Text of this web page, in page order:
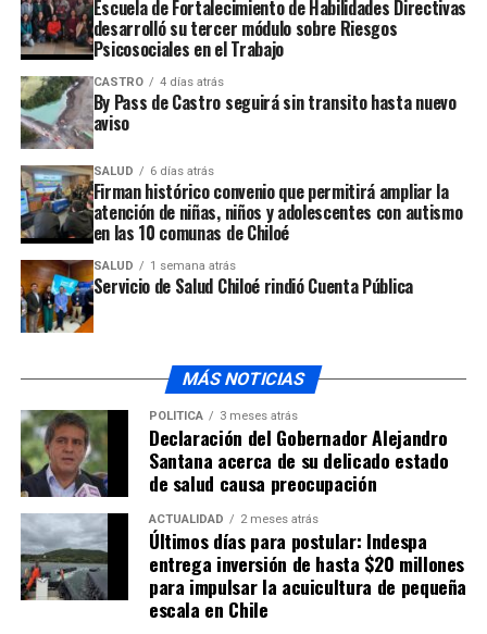
En tanto, elalcalde Cristian Ojedamanifestó que está
que investiga el caso para que el grupo de militares
provenientes de la ciudad de Osorno pueda continuar en
los trabajos de búsqueda.
Cabe indicar que en las labores de búsqueda han
participado bomberos de Quellón, Castro y Dalcahue,
Carabineros, Gope, la Unidad de Rescate de Osorno,
grupo de drones, ONG, militares de Osorno, Central
Omega, comunidad y familiares.
ARTÍCULOS RELACIONADOS:
UP NEXT
Comunas de Quellón y Quemchi retroceden en Plan Paso
a Paso
NO TE PIERDAS
Fue encontrado sin vida hombre que había caido al mar
en canal Yelcho
Escuela de Fortalecimiento de Habilidades Directivas
desarrolló su tercer módulo sobre Riesgos
Psicosociales en el Trabajo
CASTRO 4 días atrás
By Pass de Castro seguirá sin transito hasta nuevo
aviso
SALUD 6 días atrás
Firman histórico convenio que permitirá ampliar la
atención de niñas, niños y adolescentes con autismo
en las 10 comunas de Chiloé
SALUD 1 semana atrás
Servicio de Salud Chiloé rindió Cuenta Pública
MÁS NOTICIAS
POLÍTICA 3 meses atrás
Declaración del Gobernador Alejandro
Santana acerca de su delicado estado
de salud causa preocupación
ACTUALIDAD 2 meses atrás
Últimos días para postular: Indespa
entrega inversión de hasta $20 millones
para impulsar la acuicultura de pequeña
escala en Chile